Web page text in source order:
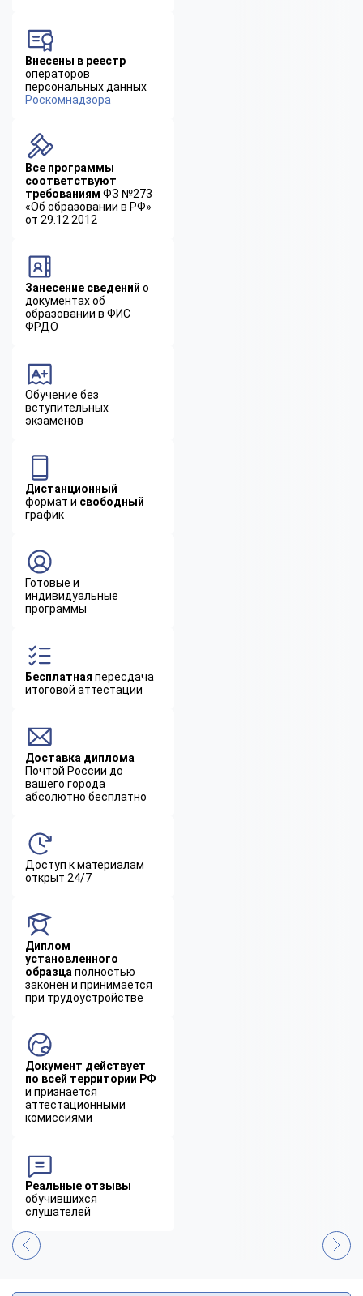
Внесены в реестр
операторов
персональных данных
Роскомнадзора
Все программы
соответствуют
требованиям ФЗ №273
«Об образовании в РФ»
от 29.12.2012
Занесение сведений о
документах об
образовании в ФИС
ФРДО
Обучение без
вступительных
экзаменов
Дистанционный
формат и свободный
график
Готовые и
индивидуальные
программы
Бесплатная пересдача
итоговой аттестации
Доставка диплома
Почтой России до
вашего города
абсолютно бесплатно
Доступ к материалам
открыт 24/7
Диплом
установленного
образца полностью
законен и принимается
при трудоустройстве
Документ действует
по всей территории РФ
и признается
аттестационными
комиссиями
Реальные отзывы
обучившихся
слушателей